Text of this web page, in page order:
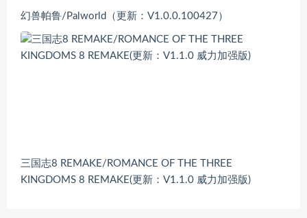
幻兽帕鲁/Palworld（更新：V1.0.0.100427）
三国志8 REMAKE/ROMANCE OF THE THREE
KINGDOMS 8 REMAKE(更新：V1.1.0 威力加强版)